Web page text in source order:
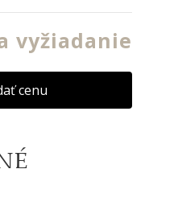
vyžiadanie
cenu